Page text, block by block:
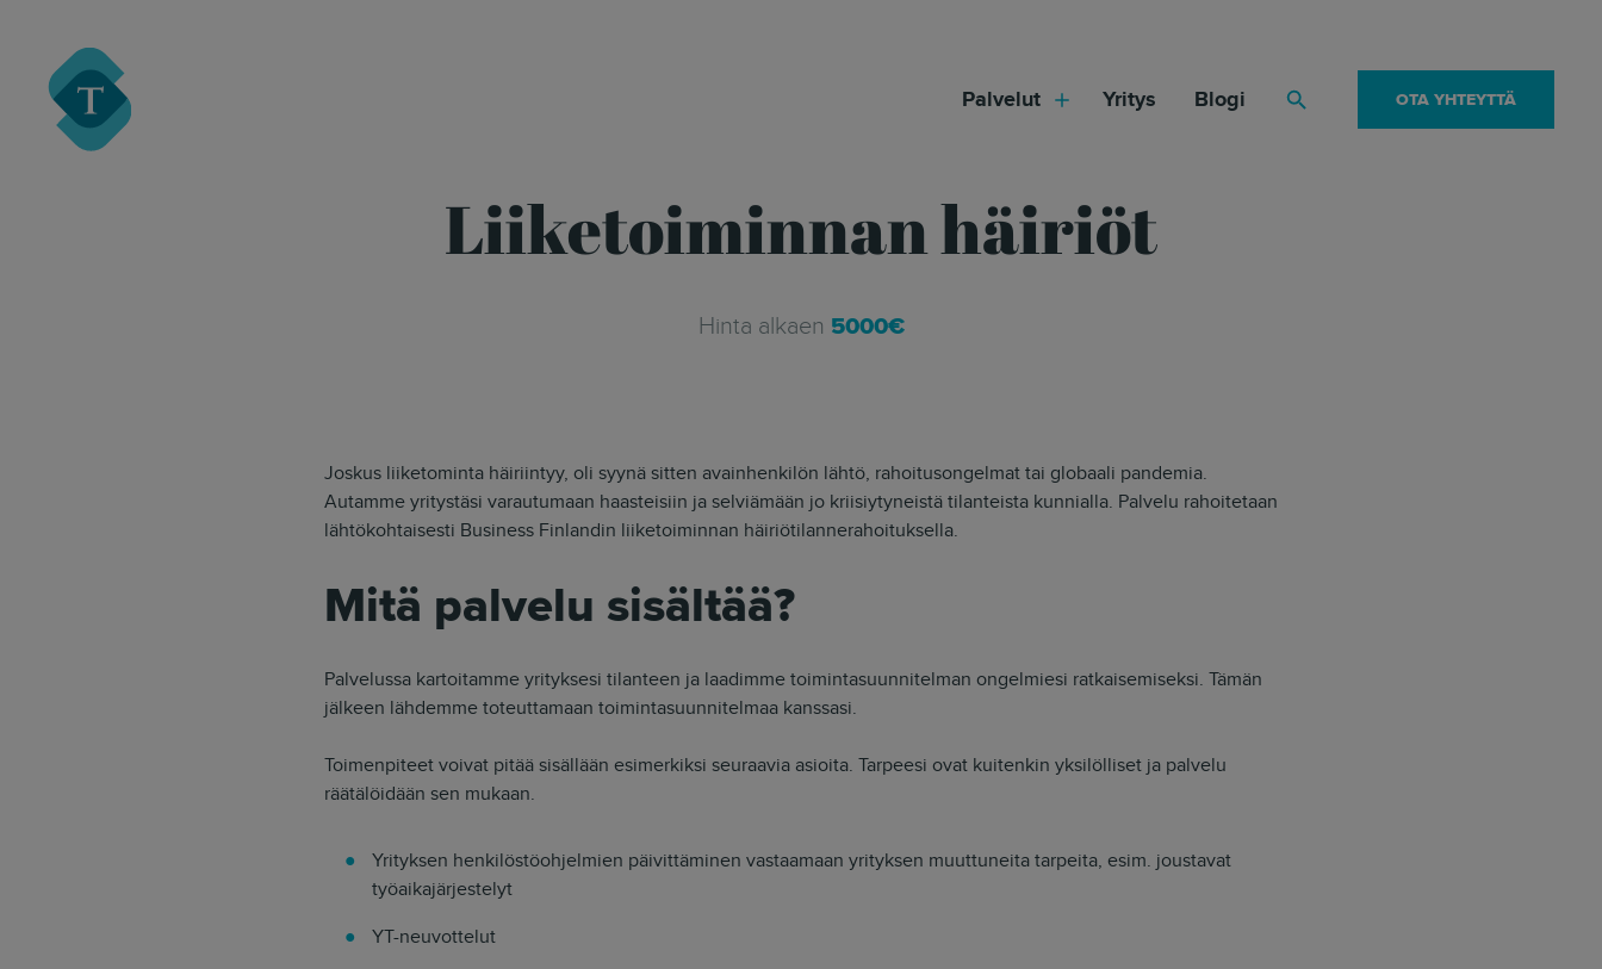
Turre Legal
Palvelut Yritys Blogi OTA YHTEYTTÄ
Liiketoiminnan häiriöt
Hinta alkaen 5000€
Joskus liiketominta häiriintyy, oli syynä sitten avainhenkilön lähtö, rahoitusongelmat tai globaali pandemia.
Autamme yritystäsi varautumaan haasteisiin ja selviämään jo kriisiytyneistä tilanteista kunnialla. Palvelu rahoitetaan
lähtökohtaisesti Business Finlandin liiketoiminnan häiriötilannerahoituksella.
Mitä palvelu sisältää?
Palvelussa kartoitamme yrityksesi tilanteen ja laadimme toimintasuunnitelman ongelmiesi ratkaisemiseksi. Tämän
jälkeen lähdemme toteuttamaan toimintasuunnitelmaa kanssasi.
Toimenpiteet voivat pitää sisällään esimerkiksi seuraavia asioita. Tarpeesi ovat kuitenkin yksilölliset ja palvelu
räätälöidään sen mukaan.
Yrityksen henkilöstöohjelmien päivittäminen vastaamaan yrityksen muuttuneita tarpeita, esim. joustavat
työaikajärjestelyt
YT-neuvottelut